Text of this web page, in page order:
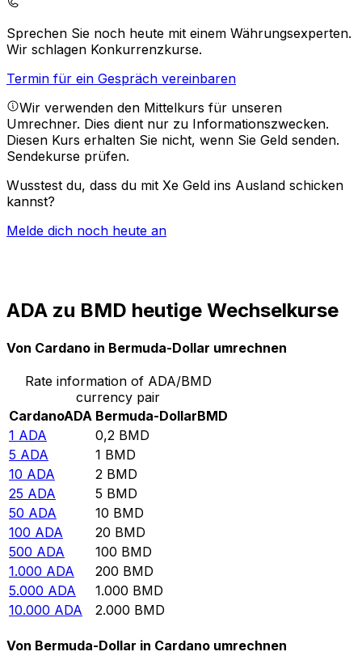
Sprechen Sie noch heute mit einem Währungsexperten.
Wir schlagen Konkurrenzkurse.
Termin für ein Gespräch vereinbaren
Wir verwenden den Mittelkurs für unseren
Umrechner. Dies dient nur zu Informationszwecken.
Diesen Kurs erhalten Sie nicht, wenn Sie Geld senden.
Sendekurse prüfen.
Wusstest du, dass du mit Xe Geld ins Ausland schicken
kannst?
Melde dich noch heute an
ADA zu BMD heutige Wechselkurse
Von Cardano in Bermuda-Dollar umrechnen
Rate information of ADA/BMD
currency pair
CardanoADA Bermuda-DollarBMD
1 ADA 0,2 BMD
5 ADA 1 BMD
10 ADA 2 BMD
25 ADA 5 BMD
50 ADA 10 BMD
100 ADA 20 BMD
500 ADA 100 BMD
1.000 ADA 200 BMD
5.000 ADA 1.000 BMD
10.000 ADA 2.000 BMD
Von Bermuda-Dollar in Cardano umrechnen